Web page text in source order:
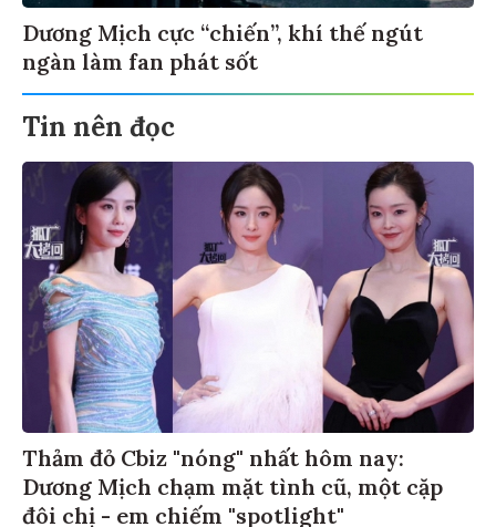
Dương Mịch cực “chiến”, khí thế ngút
ngàn làm fan phát sốt
Tin nên đọc
Thảm đỏ Cbiz "nóng" nhất hôm nay:
Dương Mịch chạm mặt tình cũ, một cặp
đôi chị - em chiếm "spotlight"